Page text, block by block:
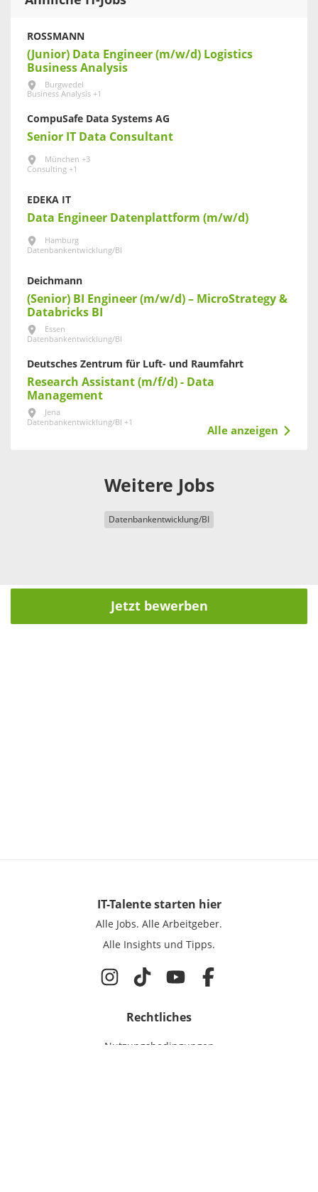
ROSSMANN
(Junior) Data Engineer (m/w/d) Logistics
Business Analysis
Burgwedel
Business Analysis +1
CompuSafe Data Systems AG
Senior IT Data Consultant
München +3
Consulting +1
EDEKA IT
Data Engineer Datenplattform (m/w/d)
Hamburg
Datenbankentwicklung/BI
Deichmann
(Senior) BI Engineer (m/w/d) – MicroStrategy &
Databricks BI
Essen
Datenbankentwicklung/BI
Deutsches Zentrum für Luft- und Raumfahrt
Research Assistant (m/f/d) - Data
Management
Jena
Datenbankentwicklung/BI +1
Alle anzeigen
Weitere Jobs
Datenbankentwicklung/BI
Jetzt bewerben
IT-Talentestarten hier
Alle Jobs. Alle Arbeitgeber.
Alle Insights und Tipps.
Rechtliches
Nutzungsbedingungen